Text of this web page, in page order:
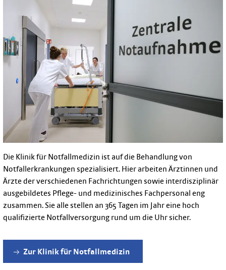
Die Klinik für Notfallmedizin ist auf die Behandlung von
Notfallerkrankungen spezialisiert. Hier arbeiten Ärztinnen und
Ärzte der verschiedenen Fachrichtungen sowie interdisziplinär
ausgebildetes Pflege- und medizinisches Fachpersonal eng
zusammen. Sie alle stellen an 365 Tagen im Jahr eine hoch
qualifizierte Notfallversorgung rund um die Uhr sicher.
Zur Klinik für Notfallmedizin